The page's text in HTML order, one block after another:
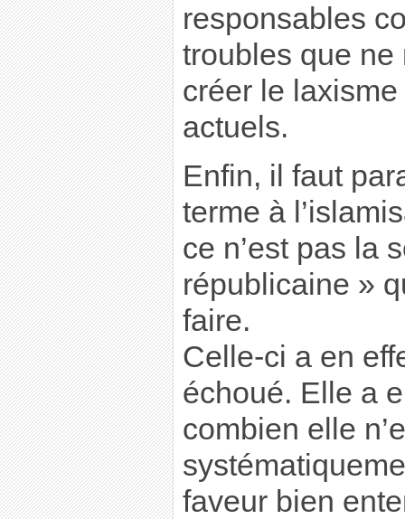
responsables
troubles que ne
créer le
actuels.
Enfin, il faut
terme à
ce n’est pas la
républicaine »
faire.
Celle-ci a en
échoué. Elle a
combien elle
faveur bien